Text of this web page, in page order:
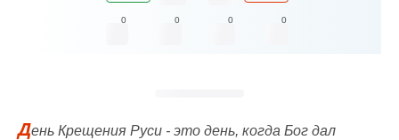
0 0 0 0
День Крещения Руси - это день, когда Бог дал